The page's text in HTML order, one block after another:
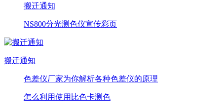
搬迁通知
NS800分光测色仪宣传彩页
搬迁通知
色差仪厂家为你解析各种色差仪的原理
怎么利用使用比色卡测色